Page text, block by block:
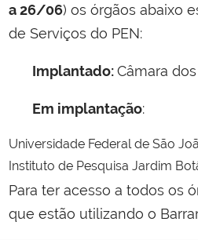
a 26/06) os órgãos abaixo
de Serviços do PEN:
Implantado:Câmara
Em implantação:
Universidade Federal de São
Instituto de Pesquisa Jardim
Para ter acesso a todos os
que estão utilizando o